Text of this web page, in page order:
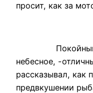
просит, как за
Покойный
небесное, -
рассказывал, как
предвкушении